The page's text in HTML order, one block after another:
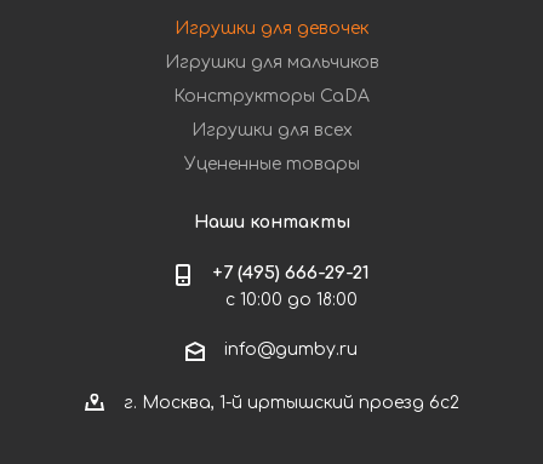
Игрушки для девочек
Игрушки для мальчиков
Конструкторы CaDA
Игрушки для всех
Уцененные товары
Наши контакты
+7 (495) 666-29-21
с 10:00 до 18:00
info@gumby.ru
г. Москва, 1-й иртышский проезд 6с2